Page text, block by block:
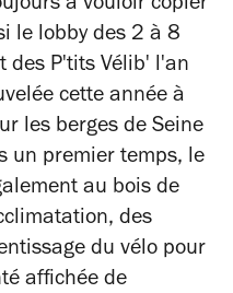
à vouloir copier
le lobby des 2 à 8
des P'tits Vélib' l'an
cette année à
les berges de Seine
un premier temps, le
au bois de
des
du vélo pour
affichée de